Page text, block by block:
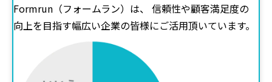
Formrun（フォームラン）は、 信頼性や顧客満足度の
向上を目指す幅広い企業の皆様にご活用頂いています。